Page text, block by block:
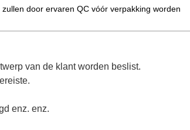
door ervaren QC vóór verpakking worden
van de klant worden beslist.
enz. enz.